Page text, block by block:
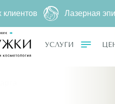
УСЛУГИ
за2790 ₽500 ₽ ー